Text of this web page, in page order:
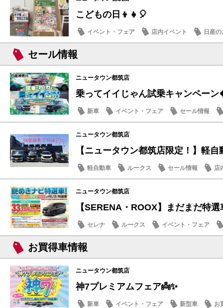
こどもの日👦👧🎈
イベント・フェア 店内イベント
日産
話題の情報
セール情報
ニュータウン都筑店
乗ってイイじゃん試乗キャンペーン
新車 イベント・フェア セール情報
ニュータウン都筑店
【ニュータウン都筑店限定！】軽
軽自動車 ルークス セール情報 店
ニュータウン都筑店
【SERENA・ROOX】まだまだ特
セレナ ルークス イベント・フェア
お買得車情報
ニュータウン都筑店
神7プレミアムフェア👼✨
新車 イベント・フェア 新型車 お